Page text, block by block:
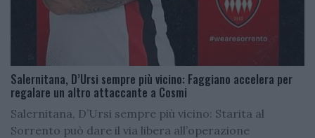
Salernitana, D’Ursi sempre più vicino: Faggiano accelera per
regalare un altro attaccante a Cosmi
Salernitana, D’Ursi sempre più vicino: Starita al
Sorrento può dare il via libera all’operazione